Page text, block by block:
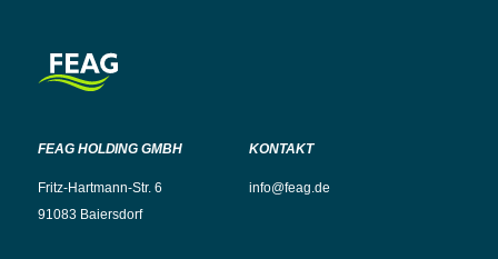
FEAG HOLDING GMBH
Fritz-Hartmann-Str. 6
91083 Baiersdorf
KONTAKT
info@feag.de